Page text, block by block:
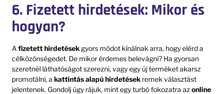
6. Fizetett hirdetések: Mikor és
hogyan?
Afizetett hirdetések gyors módot kínálnak arra, hogy elérd a
célközönségedet. De mikor érdemes belevágni? Ha gyorsan
szeretnél láthatóságot szerezni, vagy egy új terméket akarsz
promotálni, a kattintás alapú hirdetések remek választást
jelentenek. Gondolj úgy rájuk, mint egy turbó fokozatra az online